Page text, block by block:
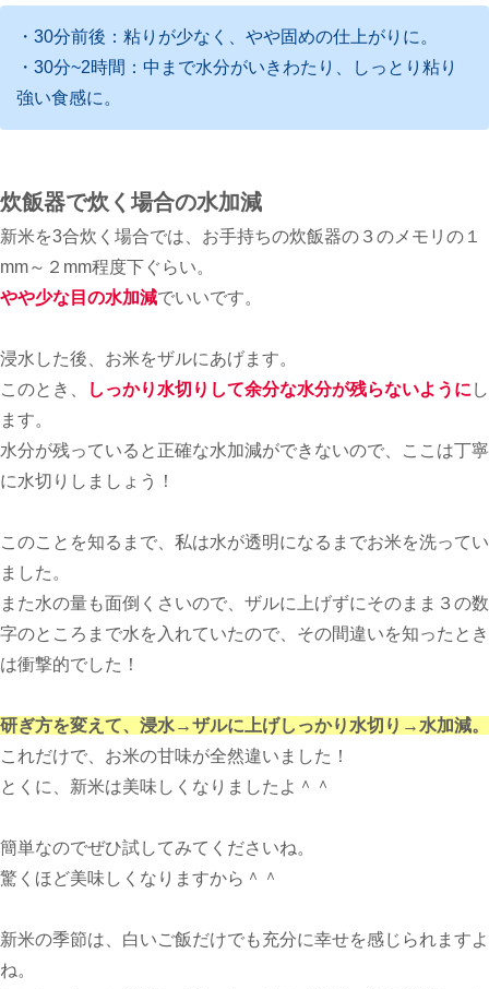
・30分前後：粘りが少なく、やや固めの仕上がりに。
・30分~2時間：中まで水分がいきわたり、しっとり粘り
強い食感に。
炊飯器で炊く場合の水加減
新米を3合炊く場合では、お手持ちの炊飯器の３のメモリの１
mm～２mm程度下ぐらい。
やや少な目の水加減でいいです。
浸水した後、お米をザルにあげます。
このとき、
しっかり水切りして余分な水分が残らないように し
ます。
水分が残っていると正確な水加減ができないので、ここは丁寧
に水切りしましょう！
このことを知るまで、私は水が透明になるまでお米を洗ってい
ました。
また水の量も面倒くさいので、ザルに上げずにそのまま３の数
字のところまで水を入れていたので、その間違いを知ったとき
は衝撃的でした！
研ぎ方を変えて、浸水→ザルに上げしっかり水切り→水加減。
これだけで、お米の甘味が全然違いました！
とくに、新米は美味しくなりましたよ＾＾
簡単なのでぜひ試してみてくださいね。
驚くほど美味しくなりますから＾＾
新米の季節は、白いご飯だけでも充分に幸せを感じられますよ
ね。